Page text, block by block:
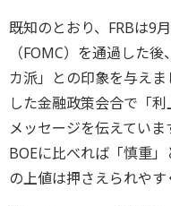
既知のとおり、FRBは9
（FOMC）を通過した
カ派」との印象を与え
した金融政策会合で「
メッセージを伝えていま
BOEに比べれば「慎重
の上値は押さえられやす